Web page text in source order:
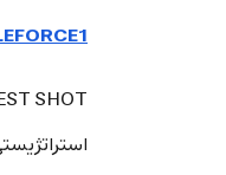
SHOT